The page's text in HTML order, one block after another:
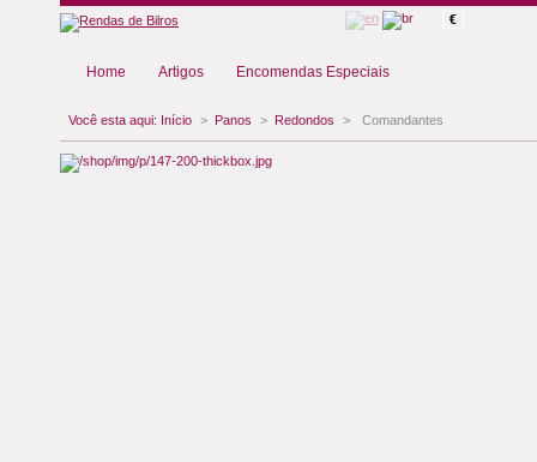
€
Home Artigos Encomendas Especiais
Você esta aqui: Início > Panos > Redondos > Comandantes